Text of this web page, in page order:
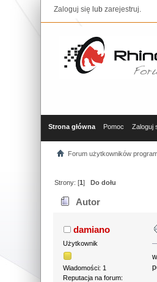
Zaloguj się lubzarejestruj.
Strona główna Pomoc Zaloguj
Forum użytkowników
Strony: [1]Do dołu
Autor
damiano
Użytkownik
Wiadomości: 1
Reputacja na forum: